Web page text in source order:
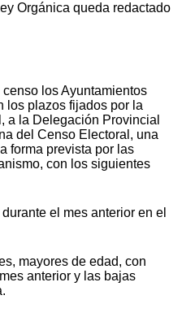
Orgánica queda redactado
los Ayuntamientos
los plazos fijados por la
a la Delegación Provincial
del Censo Electoral, una
forma prevista por las
con los siguientes
el mes anterior en el
mayores de edad, con
anterior y las bajas